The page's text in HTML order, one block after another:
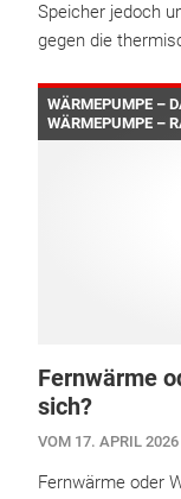
Speicher jedoch
gegen die
WÄRMEPUMPE –
WÄRMEPUMPE –
Fernwärme
sich?
VOM 17. APRIL 2026
Fernwärme oder